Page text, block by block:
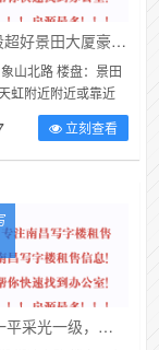
(出租)地段超好景田大厦豪华装修160平米低价招租
山北路 楼盘：景田
虹附近附近或靠近
：写字楼面积：160㎡
/月本公司从...
立刻查看
(出租)30一平采光一级，风景超棒，价格又底，创业佳选